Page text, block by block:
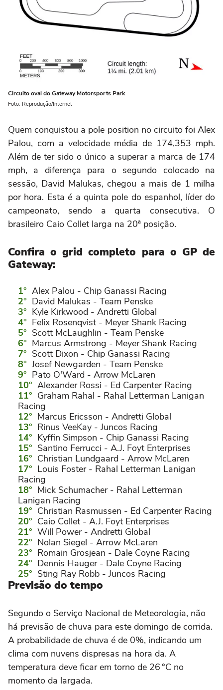
Circuito oval do Gateway Motorsports Park
Foto: Reprodução/Internet
Quem conquistou a pole position no circuito foi Alex
Palou, com a velocidade média de 174,353 mph.
Além de ter sido o único a superar a marca de 174
mph, a diferença para o segundo colocado na
sessão, David Malukas, chegou a mais de 1 milha
por hora. Esta é a quinta pole do espanhol, líder do
campeonato, sendo a quarta consecutiva. O
brasileiro Caio Collet larga na 20ª posição.
Confira o grid completo para o GP de
Gateway:
Alex Palou - Chip Ganassi Racing
David Malukas - Team Penske
Kyle Kirkwood - Andretti Global
Felix Rosenqvist - Meyer Shank Racing
Scott McLaughlin - Team Penske
Marcus Armstrong - Meyer Shank Racing
Scott Dixon - Chip Ganassi Racing
Josef Newgarden - Team Penske
Pato O'Ward - Arrow McLaren
Alexander Rossi - Ed Carpenter Racing
Graham Rahal - Rahal Letterman Lanigan
Racing
Marcus Ericsson - Andretti Global
Rinus VeeKay - Juncos Racing
Kyffin Simpson - Chip Ganassi Racing
Santino Ferrucci - A.J. Foyt Enterprises
Christian Lundgaard - Arrow McLaren
Louis Foster - Rahal Letterman Lanigan
Racing
Mick Schumacher - Rahal Letterman
Lanigan Racing
Christian Rasmussen - Ed Carpenter Racing
Caio Collet - A.J. Foyt Enterprises
Will Power - Andretti Global
Nolan Siegel - Arrow McLaren
Romain Grosjean - Dale Coyne Racing
Dennis Hauger - Dale Coyne Racing
Sting Ray Robb - Juncos Racing
Previsão do tempo
Segundo o Serviço Nacional de Meteorologia, não
há previsão de chuva para este domingo de corrida.
A probabilidade de chuva é de 0%, indicando um
clima com nuvens dispresas na hora da. A
temperatura deve ficar em torno de 26 °C no
momento da largada.